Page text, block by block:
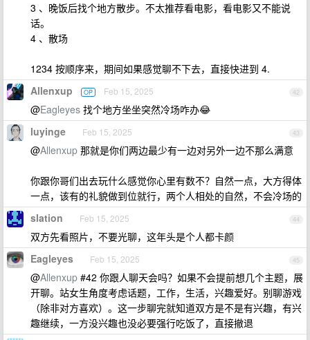
3 、晚饭后找个地方散步。不太推荐看电影，看电影又不能说
话。
4 、散场
1234 按顺序来，期间如果感觉聊不下去，直接快进到 4.
42
Allenxup OP Feb 15, 2025
@Eagleyes 找个地方坐坐突然冷场咋办😂
43
luyinge Feb 15, 2025
@Allenxup 那就是你们两边最少有一边对另外一边不那么满意
你跟你哥们出去玩什么感觉你心里有数不？自然一点，大方得体
一点，该有的礼貌做到位就行，两个人相处的自然，不会冷场的
44
slation Feb 15, 2025
双方先看照片，不要光聊，这年头是个人都卡颜
45
Eagleyes Feb 15, 2025
@Allenxup #42 你跟人聊天会吗？如果不会提前想几个主题，展
开聊。站女生角度考虑话题，工作，生活，兴趣爱好。别聊游戏
（除非对方喜欢）。这一步聊完就知道双方是不是有兴趣，有兴
趣继续，一方没兴趣也没必要强行吃饭了，直接撤退